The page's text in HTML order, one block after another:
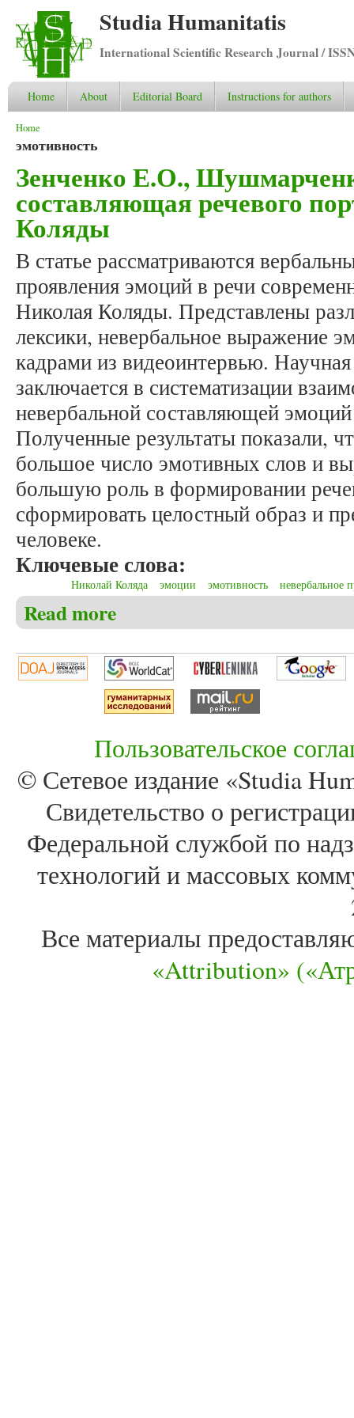
Studia Humanitatis
International Scientific Research Journal /
Home About Editorial Board Instructions for authors
You are here
Home
эмотивность
Зенченко Е.О.,
составляющая речевого
Коляды
В статье рассматриваются
проявления эмоций в речи
Николая Коляды. Представлены
лексики, невербальное выражение
кадрами из видеоинтервью.
заключается в систематизации
невербальной составляющей
Полученные результаты показали,
большое число эмотивных слов и
большую роль в формировании
сформировать целостный образ и
человеке.
Ключевые слова:
Николай Коляда эмоции эмотивность невербальное
Read more
Пользовательское
© Сетевое издание «Studia
Свидетельство о
Федеральной службой по
технологий и массовых
Все материалы
«Attribution»